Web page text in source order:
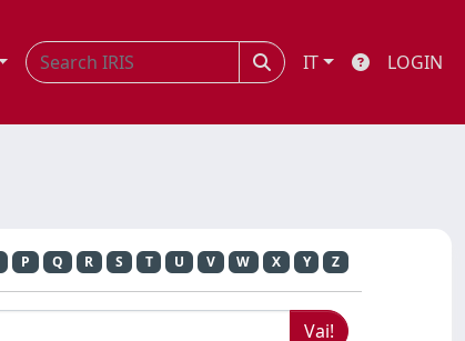
IT LOGIN
P Q R S T U V W X Y Z